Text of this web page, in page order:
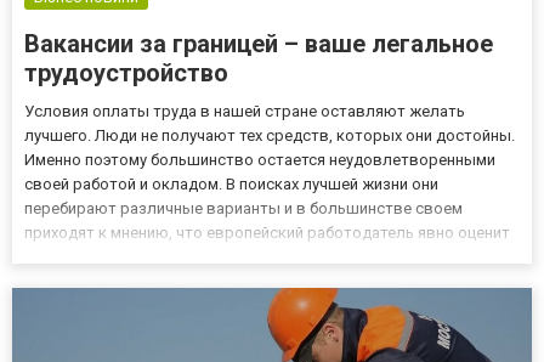
Вакансии за границей – ваше легальное
трудоустройство
Условия оплаты труда в нашей стране оставляют желать
лучшего. Люди не получают тех средств, которых они достойны.
Именно поэтому большинство остается неудовлетворенными
своей работой и окладом. В поисках лучшей жизни они
перебирают различные варианты и в большинстве своем
приходят к мнению, что европейский работодатель явно оценит